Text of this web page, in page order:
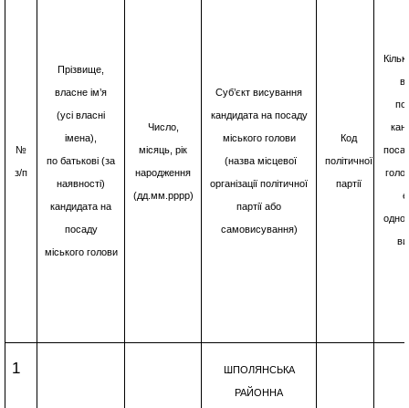
№
з/п
Прізвище,
власне ім’я
(усі власні
імена),
по батькові (за
наявності)
кандидата на
посаду
міського голови
Число,
місяць, рік
народження
(дд.мм.рррр)
Суб’єкт висування
кандидата на посаду
міського голови
(назва місцевої
організації політичної
партії або
самовисування)
Код
політичної
партії
1 ШПОЛЯНСЬКА
РАЙОННА